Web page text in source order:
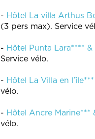
- Hôtel La villa Arthus
(3 pers max). Service
- Hôtel Punta Lara**** &
Service vélo.
- Hôtel La Villa en
vélo.
- Hôtel Ancre Marine***
vélo.